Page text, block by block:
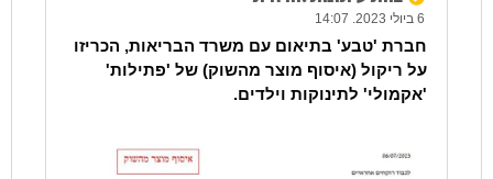
6 ביולי 2023. 14:07
חברת 'טבע' בתיאום עם משרד הבריאות, הכריזו
על ריקול (איסוף מוצר מהשוק) של 'פתילות'
'אקמולי' לתינוקות וילדים.